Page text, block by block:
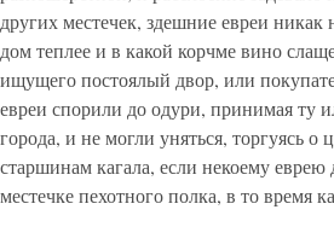
других местечек, здешние евреи
дом теплее и в какой корчме вино
ищущего постоялый двор, или
евреи спорили до одури, принимая ту
города, и не могли уняться, торгуясь
старшинам кагала, если некоему
местечке пехотного полка, в то время